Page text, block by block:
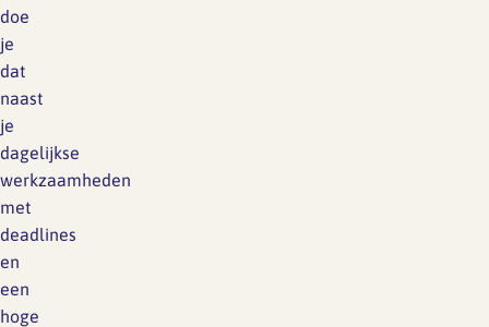
doe
je
dat
naast
je
dagelijkse
werkzaamheden
met
deadlines
en
een
hoge